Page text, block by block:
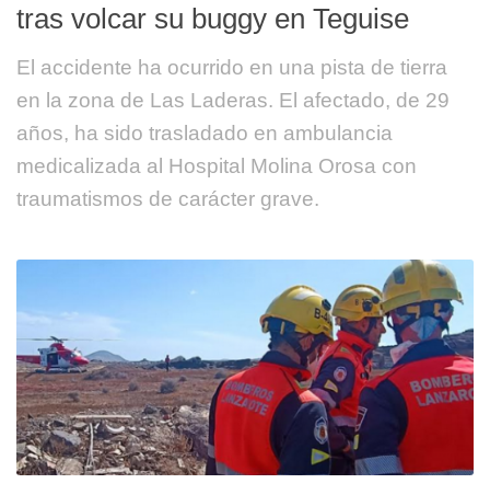
tras volcar su buggy en Teguise
El accidente ha ocurrido en una pista de tierra
en la zona de Las Laderas. El afectado, de 29
años, ha sido trasladado en ambulancia
medicalizada al Hospital Molina Orosa con
traumatismos de carácter grave.